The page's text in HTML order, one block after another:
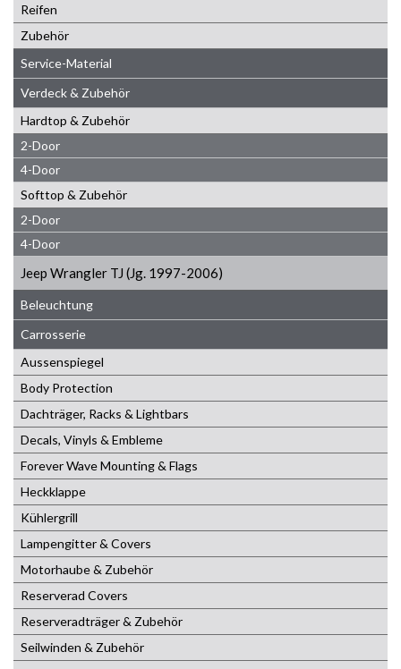
Reifen
Zubehör
Service-Material
Verdeck & Zubehör
Hardtop & Zubehör
2-Door
4-Door
Softtop & Zubehör
2-Door
4-Door
Jeep Wrangler TJ (Jg. 1997-2006)
Beleuchtung
Carrosserie
Aussenspiegel
Body Protection
Dachträger, Racks & Lightbars
Decals, Vinyls & Embleme
Forever Wave Mounting & Flags
Heckklappe
Kühlergrill
Lampengitter & Covers
Motorhaube & Zubehör
Reserverad Covers
Reserveradträger & Zubehör
Seilwinden & Zubehör